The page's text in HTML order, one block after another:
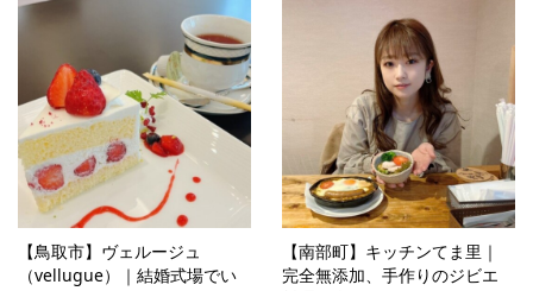
【鳥取市】ヴェルージュ
（vellugue）｜結婚式場でい
【南部町】キッチンてま里｜
完全無添加、手作りのジビエ